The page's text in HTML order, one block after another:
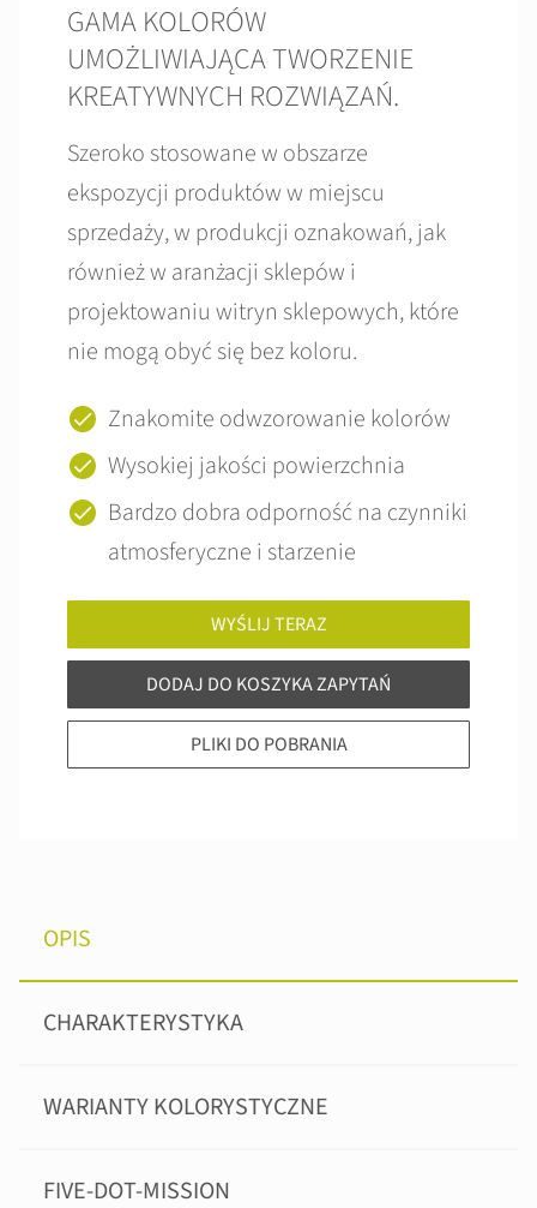
GAMA KOLORÓW
UMOŻLIWIAJĄCA TWORZENIE
KREATYWNYCH ROZWIĄZAŃ.
Szeroko stosowane w obszarze
ekspozycji produktów w miejscu
sprzedaży, w produkcji oznakowań, jak
również w aranżacji sklepów i
projektowaniu witryn sklepowych, które
nie mogą obyć się bez koloru.
Znakomite odwzorowanie kolorów
Wysokiej jakości powierzchnia
Bardzo dobra odporność na czynniki
atmosferyczne i starzenie
WYŚLIJ TERAZ
DODAJ DO KOSZYKA ZAPYTAŃ
PLIKI DO POBRANIA
OPIS
CHARAKTERYSTYKA
WARIANTY KOLORYSTYCZNE
FIVE-DOT-MISSION